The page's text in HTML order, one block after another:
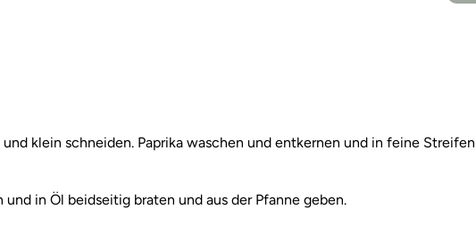
klein schneiden. Paprika waschen und entkernen und in feine Streifen
in Öl beidseitig braten und aus der Pfanne geben.